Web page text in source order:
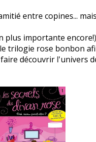
entre copines...
plus importante
trilogie rose bonbon
découvrir l'univers